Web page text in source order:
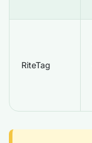
RiteTag